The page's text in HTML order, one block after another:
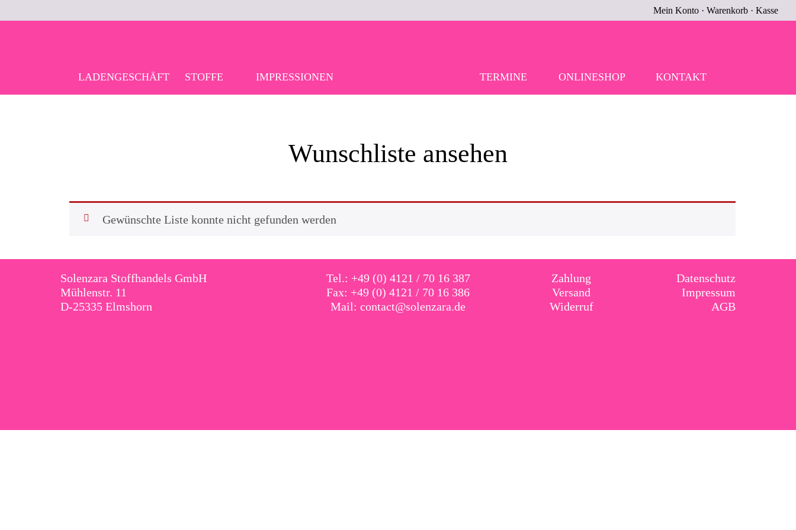
Mein Konto · Warenkorb · Kasse
LADENGESCHÄFT STOFFE IMPRESSIONEN TERMINE ONLINESHOP KONTAKT
Wunschliste ansehen
Gewünschte Liste konnte nicht gefunden werden
Solenzara Stoffhandels GmbH
Mühlenstr. 11
D-25335 Elmshorn
Tel.: +49 (0) 4121 / 70 16 387
Fax: +49 (0) 4121 / 70 16 386
Mail: contact@solenzara.de
Zahlung
Versand
Widerruf
Datenschutz
Impressum
AGB